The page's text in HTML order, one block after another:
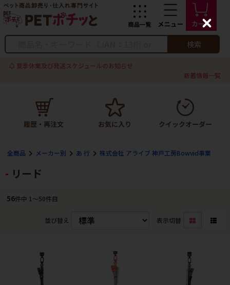
検索
夏季休業及び発送スケジュールのお知らせ
新着情報一覧
全商品 メーカー別 あ 行 株式会社 アライブ 神戸工房Bowvid事業
リード
56件中 1〜50件目
並び替え 表示切替
C
l
s